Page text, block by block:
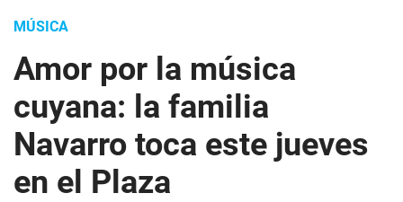
MÚSICA
Amor por la música
cuyana: la familia
Navarro toca este jueves
en el Plaza